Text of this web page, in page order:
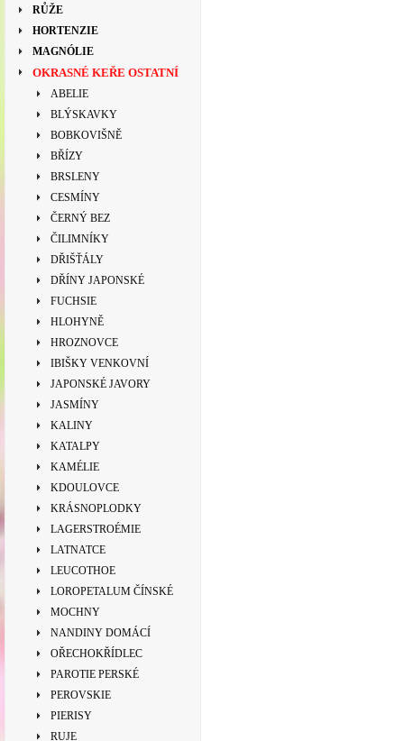
RŮŽE
HORTENZIE
MAGNÓLIE
OKRASNÉ KEŘE OSTATNÍ
ABELIE
BLÝSKAVKY
BOBKOVIŠNĚ
BŘÍZY
BRSLENY
CESMÍNY
ČERNÝ BEZ
ČILIMNÍKY
DŘIŠŤÁLY
DŘÍNY JAPONSKÉ
FUCHSIE
HLOHYNĚ
HROZNOVCE
IBIŠKY VENKOVNÍ
JAPONSKÉ JAVORY
JASMÍNY
KALINY
KATALPY
KAMÉLIE
KDOULOVCE
KRÁSNOPLODKY
LAGERSTROÉMIE
LATNATCE
LEUCOTHOE
LOROPETALUM ČÍNSKÉ
MOCHNY
NANDINY DOMÁCÍ
OŘECHOKŘÍDLEC
PAROTIE PERSKÉ
PEROVSKIE
PIERISY
RUJE